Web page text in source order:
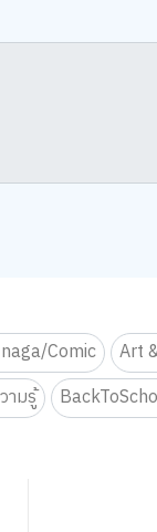
Comic Art
ามรู้